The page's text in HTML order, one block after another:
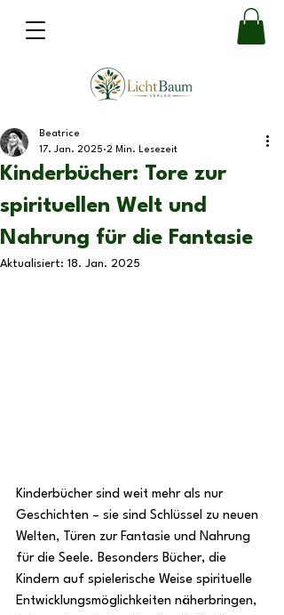
Kinderbücher: Tore zur
spirituellen Welt und
Nahrung für die Fantasie
Beatrice
17. Jan. 2025 2 Min. Lesezeit
Aktualisiert: 18. Jan. 2025
Kinderbücher sind weit mehr als nur
Geschichten – sie sind Schlüssel zu neuen
Welten, Türen zur Fantasie und Nahrung
für die Seele. Besonders Bücher, die
Kindern auf spielerische Weise spirituelle
Entwicklungsmöglichkeiten näherbringen,